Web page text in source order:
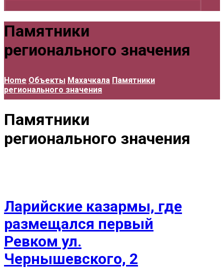
Памятники
регионального значения
Home Объекты Махачкала Памятники
регионального значения
Памятники
регионального значения
Ларийские казармы, где
размещался первый
Ревком ул.
Чернышевского, 2